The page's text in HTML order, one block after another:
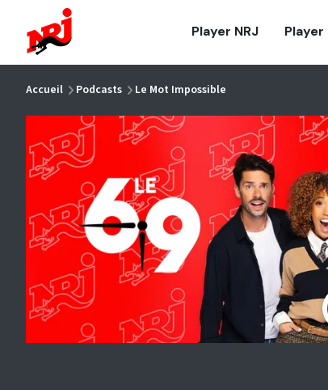
Player NRJ Player
Accueil Podcasts Le Mot Impossible